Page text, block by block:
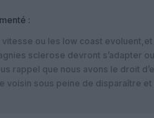
:
vitesse ou les low coast
sclerose devront s’adapter
rappel que nous avons le droit
voisin sous peine de disparaître